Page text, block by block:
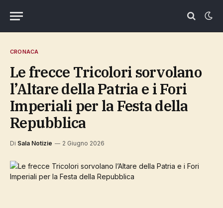
CRONACA
Le frecce Tricolori sorvolano
l’Altare della Patria e i Fori
Imperiali per la Festa della
Repubblica
Di Sala Notizie 2 Giugno 2026